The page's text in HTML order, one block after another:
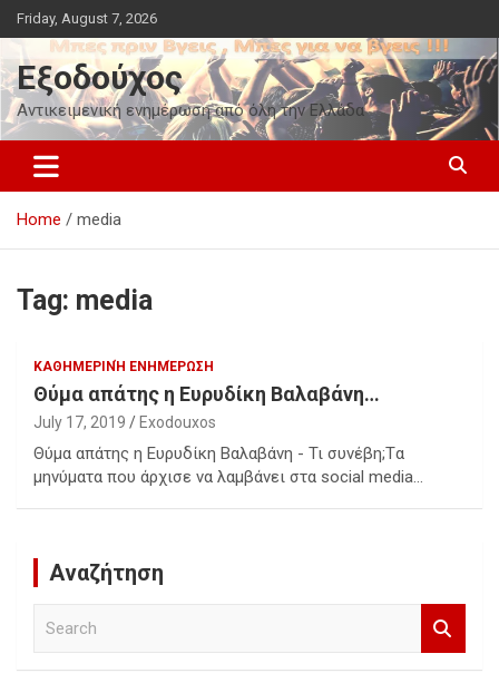
Skip
to
content
Friday, August 7, 2026
Εξοδούχος
Αντικειμενική ενημέρωση από όλη την Ελλάδα
Home media
Tag: media
ΚΑΘΗΜΕΡΙΝΉ ΕΝΗΜΈΡΩΣΗ
Θύμα απάτης η Ευρυδίκη Βαλαβάνη…
July 17, 2019 Exodouxos
Θύμα απάτης η Ευρυδίκη Βαλαβάνη - Τι συνέβη;Tα
μηνύματα που άρχισε να λαμβάνει στα social media…
Αναζήτηση